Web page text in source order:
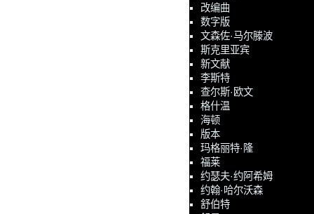
改编曲
数字版
文森佐·马尔滕波
斯克里亚宾
新文献
李斯特
查尔斯·欧文
格什温
海顿
版本
玛格丽特·隆
福莱
约瑟夫·约阿希姆
约翰·哈尔沃森
舒伯特